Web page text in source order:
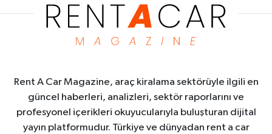
Rent A Car Magazine, araç kiralama sektörüyle ilgili en
güncel haberleri, analizleri, sektör raporlarını ve
profesyonel içerikleri okuyucularıyla buluşturan dijital
yayın platformudur. Türkiye ve dünyadan rent a car